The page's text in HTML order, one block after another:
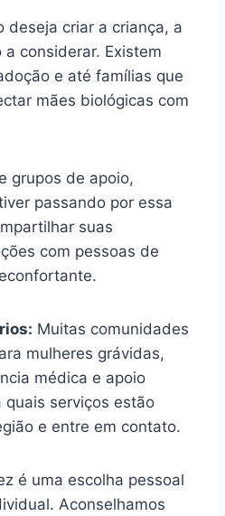
deseja criar a criança, a
considerar. Existem
e até famílias que
mães biológicas com
grupos de apoio,
passando por essa
suas
com pessoas de
Muitas comunidades
mulheres grávidas,
médica e apoio
quais serviços estão
e entre em contato.
é uma escolha pessoal
Aconselhamos